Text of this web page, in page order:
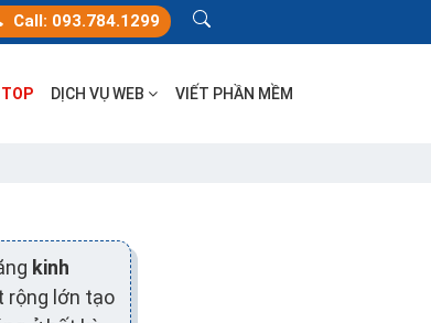
Call: 093.784.1299
TOP DỊCH VỤ WEB VIẾT PHẦN MỀM
kinh
rộng lớn tạo